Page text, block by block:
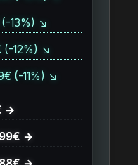
(-13%) ↘
(-12%) ↘
(-11%) ↘
→
→